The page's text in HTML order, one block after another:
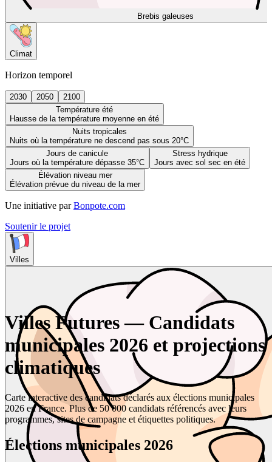
Brebis galeuses
Climat
Horizon temporel
2030 2050
2100
Température été
Hausse de la température moyenne en été
Nuits tropicales
Nuits où la température ne descend pas sous 20°C
Jours de canicule
Jours où la température dépasse 35°C
Stress hydrique
Jours avec sol sec en été
Élévation niveau mer
Élévation prévue du niveau de la mer
Une initiative par Bonpote.com
Soutenir le projet
Villes
Villes Futures — Candidats
municipales 2026 et projections
climatiques
Carte interactive des candidats déclarés aux élections municipales
2026 en France. Plus de 50 000 candidats référencés avec leurs
programmes, sites de campagne et étiquettes politiques.
Élections municipales 2026